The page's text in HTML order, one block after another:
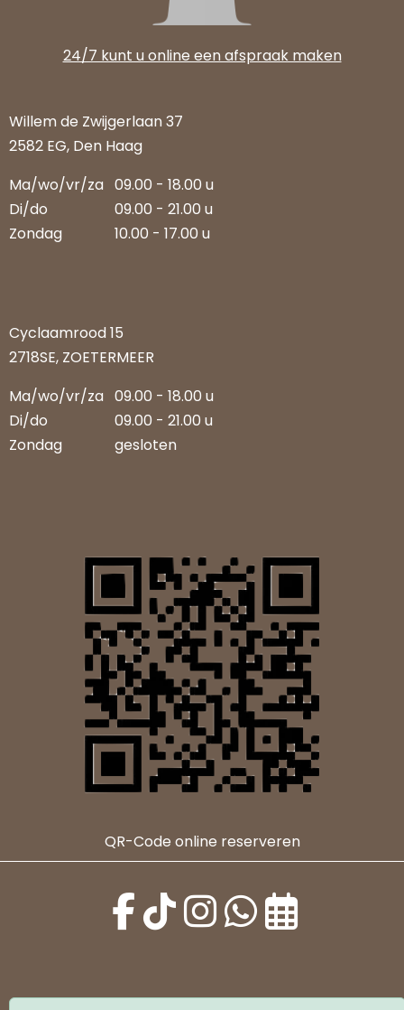
24/7 kunt u online een afspraak maken
Willem de Zwijgerlaan 37
2582 EG, Den Haag
Ma/wo/vr/za 09.00 - 18.00 u
Di/do
09.00 - 21.00 u
Zondag
10.00 - 17.00 u
Cyclaamrood 15
2718SE, ZOETERMEER
Ma/wo/vr/za 09.00 - 18.00 u
Di/do
09.00 - 21.00 u
Zondag
gesloten
QR-Code online reserveren